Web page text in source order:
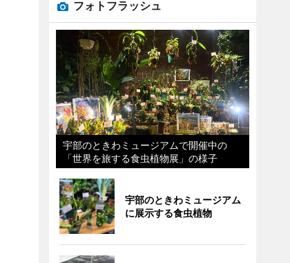
フォトフラッシュ
宇部のときわミュージアムで開催中の
「世界を旅する食虫植物展」の様子
宇部のときわミュージアム
に展示する食虫植物